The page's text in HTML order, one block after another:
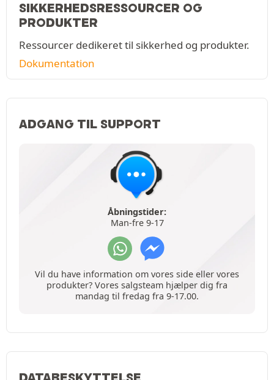
SIKKERHEDSRESSOURCER OG
PRODUKTER
Ressourcer dedikeret til sikkerhed og produkter.
Dokumentation
ADGANG TIL SUPPORT
Åbningstider:
Man-fre 9-17
Vil du have information om vores side eller vores
produkter? Vores salgsteam hjælper dig fra
mandag til fredag fra 9-17.00.